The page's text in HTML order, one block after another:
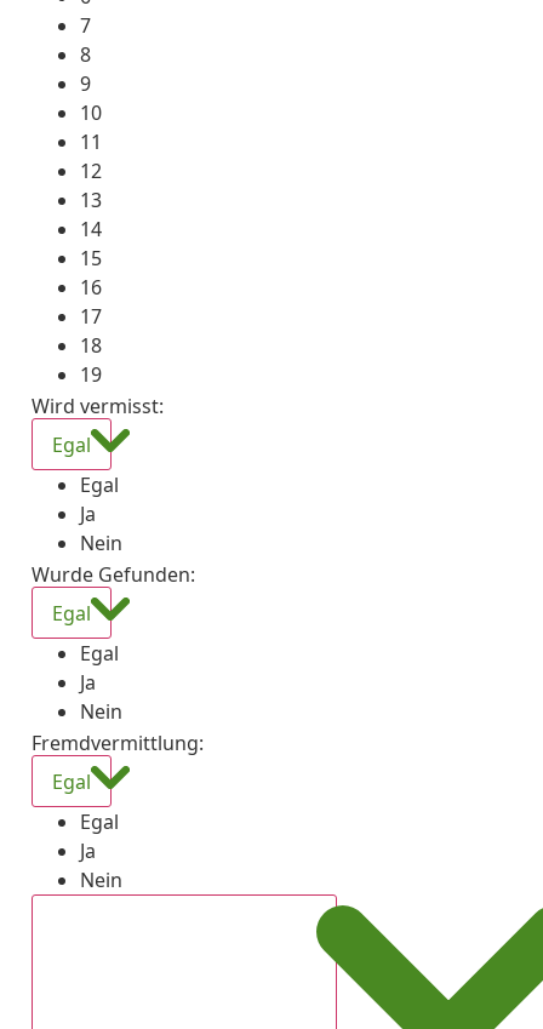
7
8
9
10
11
12
13
14
15
16
17
18
19
Wird vermisst:
Egal
Egal
Ja
Nein
Wurde Gefunden:
Egal
Egal
Ja
Nein
Fremdvermittlung:
Egal
Egal
Ja
Nein